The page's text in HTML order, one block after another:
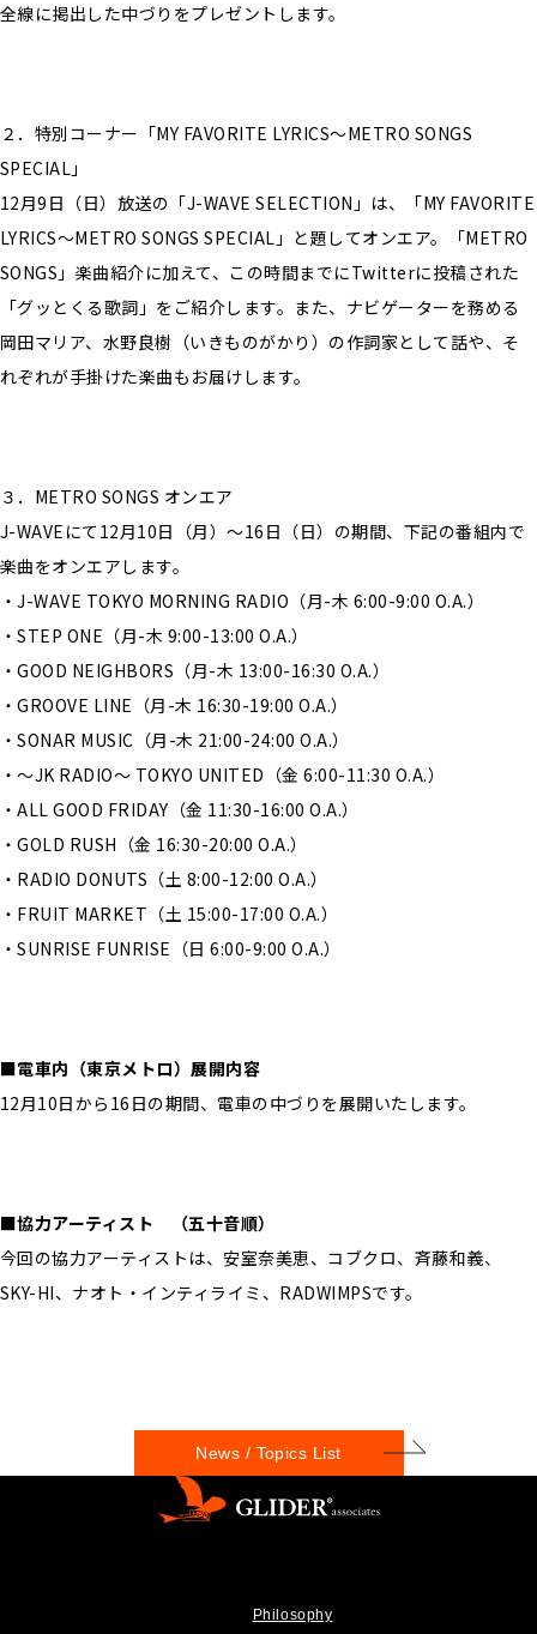
全線に掲出した中づりをプレゼントします。
２．特別コーナー「MY FAVORITE LYRICS～METRO SONGS
SPECIAL」
12月9日（日）放送の「J-WAVE SELECTION」は、「MY FAVORITE
LYRICS～METRO SONGS SPECIAL」と題してオンエア。「METRO
SONGS」楽曲紹介に加えて、この時間までにTwitterに投稿された
「グッとくる歌詞」をご紹介します。また、ナビゲーターを務める
岡田マリア、水野良樹（いきものがかり）の作詞家として話や、そ
れぞれが手掛けた楽曲もお届けします。
３．METRO SONGS オンエア
J-WAVEにて12月10日（月）～16日（日）の期間、下記の番組内で
楽曲をオンエアします。
・J-WAVE TOKYO MORNING RADIO（月-木 6:00-9:00 O.A.）
・STEP ONE（月-木 9:00-13:00 O.A.）
・GOOD NEIGHBORS（月-木 13:00-16:30 O.A.）
・GROOVE LINE（月-木 16:30-19:00 O.A.）
・SONAR MUSIC（月-木 21:00-24:00 O.A.）
・～JK RADIO～ TOKYO UNITED（金 6:00-11:30 O.A.）
・ALL GOOD FRIDAY（金 11:30-16:00 O.A.）
・GOLD RUSH（金 16:30-20:00 O.A.）
・RADIO DONUTS（土 8:00-12:00 O.A.）
・FRUIT MARKET（土 15:00-17:00 O.A.）
・SUNRISE FUNRISE（日 6:00-9:00 O.A.）
■電車内（東京メトロ）展開内容
12月10日から16日の期間、電車の中づりを展開いたします。
■協力アーティスト （五十音順）
今回の協力アーティストは、安室奈美恵、コブクロ、斉藤和義、
SKY-HI、ナオト・インティライミ、RADWIMPSです。
News / Topics List
Philosophy